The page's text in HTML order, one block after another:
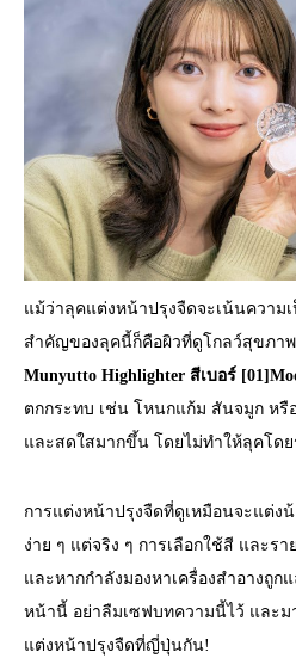
แม้ว่าลุคแต่งหน้าปรุงจืดจะเน้นความ
สำคัญของลุคนี้ก็คือผิวที่ดูโกลว์สุขภาพ
Munyutto Highlighter สีเบอร์
ตกกระทบ เช่น โหนกแก้ม สันจมูก ห
และสดใสมากขึ้น โดยไม่ทำให้ลุคโด
การแต่งหน้าปรุงจืดที่ดูเหมือนจะแต่ง
ง่าย ๆ แต่จริง ๆ การเลือกใช้สี และร
และหากกำลังมองหาเครื่องสำอางถู
หน้านี้ อย่าลืมเซฟบทความนี้ไว้ และม
แต่งหน้าปรุงจืดที่ญี่ปุ่นกัน!